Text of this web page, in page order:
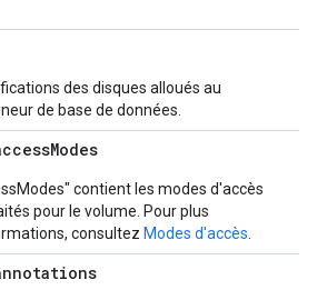
des disques alloués au
de base de données.
Modes
contient les modes d'accès
pour le volume. Pour plus
consultez Modes d'accès